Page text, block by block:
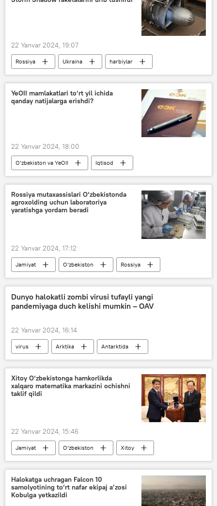
22 Yanvar 2024, 19:07
Rossiya Ukraina
harbiylar
harbiy
harbiy texnika
zenit-raketa komplekslari
Rossiyaning Donbassdagi maxsus harbiy operatsiyasi
YeOII mamlakatlari to‘rt yil ichida
qanday natijalarga erishdi?
22 Yanvar 2024, 18:00
O‘zbekiston va YeOII
Iqtisod
YeOII
YaIM
YeIK
Qishloq xo‘jaligi
Rossiya mutaxassislari O‘zbekistonda
agroxolding uchun laboratoriya
yaratishga yordam beradi
22 Yanvar 2024, 17:12
Jamiyat O‘zbekiston
Rossiya
O‘zbekiston - Rossiya
Qishloq xo‘jaligi
Dunyo halokatli zombi virusi tufayli yangi
pandemiyaga duch kelishi mumkin – OAV
22 Yanvar 2024, 16:14
virus Arktika
Antarktida
muz
kasallik
tadqiqot
Dunyo yangiliklari
Dunyoda
Xitoy O‘zbekistonga hamkorlikda
xalqaro matematika markazini ochishni
taklif qildi
22 Yanvar 2024, 15:46
Jamiyat O‘zbekiston
Xitoy
ta’lim
Oliy ta’lim, fan va innovatsiyalar vazirligi
Halokatga uchragan Falcon 10
samolyotining to‘rt nafar ekipaj a’zosi
Kobulga yetkazildi